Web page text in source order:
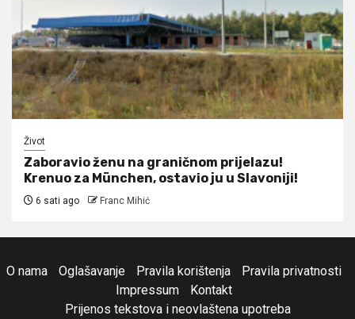
Život
Zaboravio ženu na graničnom prijelazu!
Krenuo za München, ostavio ju u Slavoniji!
6 sati ago Franc Mihić
O nama Oglašavanje Pravila korištenja
Pravila privatnosti
Impressum
Kontakt
Prijenos tekstova i neovlaštena upotreba